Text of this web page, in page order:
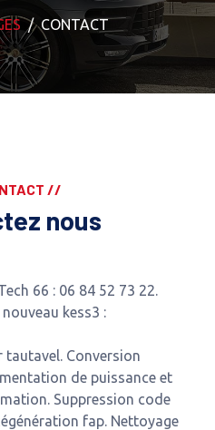
CONTACT
//
nous
66 : 06 84 52 73 22.
kess3 :
Conversion
de puissance et
Suppression code
fap. Nettoyage